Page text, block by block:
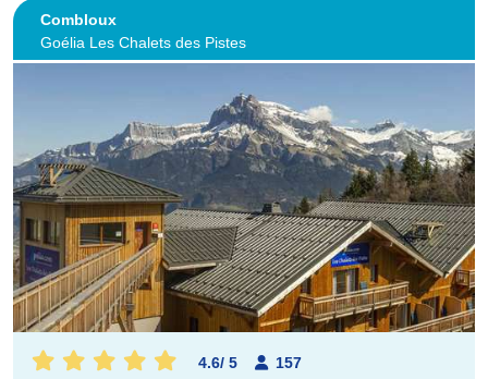
Combloux
Goélia Les Chalets des Pistes
4.6/ 5 157